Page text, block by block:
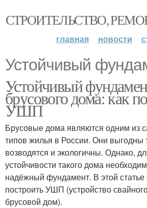
СТРОИТЕЛЬСТВО,
главная новости
Устойчивый
Устойчивый
брусового дома: как
УШП
Брусовые дома являются одним из
типов жилья в России. Они выгодны
возводятся и экологичны. Однако,
устойчивости такого дома
надёжный фундамент. В этой
построить УШП (устройство
брусовой дом).